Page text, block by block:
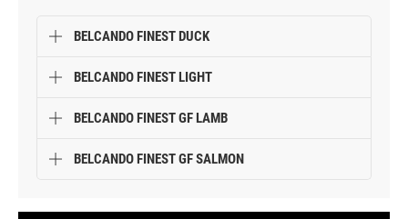
BELCANDO FINEST DUCK
BELCANDO FINEST LIGHT
BELCANDO FINEST GF LAMB
BELCANDO FINEST GF SALMON